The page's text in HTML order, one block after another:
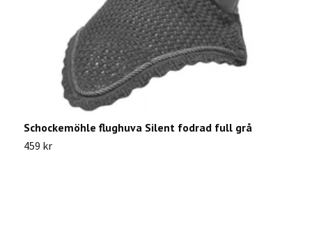
Schockemöhle flughuva Silent fodrad full grå
459 kr